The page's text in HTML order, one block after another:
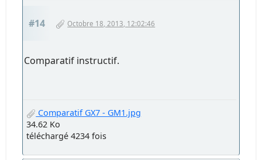
#14 Octobre 18, 2013, 12:02:46
Comparatif instructif.
Comparatif GX7 - GM1.jpg
34.62 Ko
téléchargé 4234 fois